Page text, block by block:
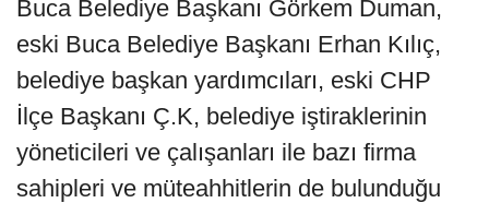
Buca Belediye Başkanı Görkem Duman,
eski Buca Belediye Başkanı Erhan Kılıç,
belediye başkan yardımcıları, eski CHP
İlçe Başkanı Ç.K, belediye iştiraklerinin
yöneticileri ve çalışanları ile bazı firma
sahipleri ve müteahhitlerin de bulunduğu